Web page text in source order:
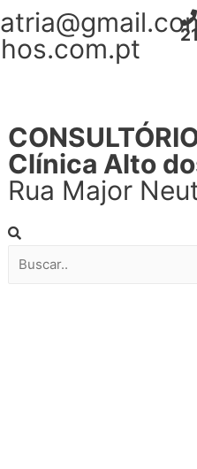
Clínica Alto
Rua Major